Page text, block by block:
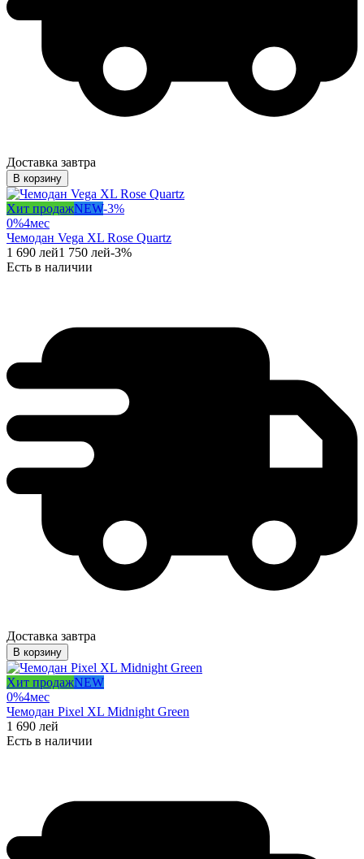
Доставка завтра
В корзину
Хит продажNEW-3%
0%4мес
Чемодан Vega XL Rose Quartz
1 690 лей1 750 лей-3%
Есть в наличии
Доставка завтра
В корзину
Хит продажNEW
0%4мес
Чемодан Pixel XL Midnight Green
1 690 лей
Есть в наличии